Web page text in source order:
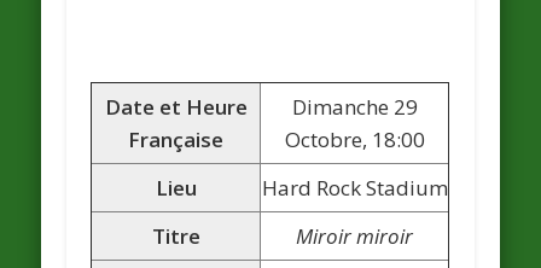
Date et Heure
Française
Dimanche 29
Octobre, 18:00
Lieu
Hard Rock Stadium
Titre
Miroir miroir